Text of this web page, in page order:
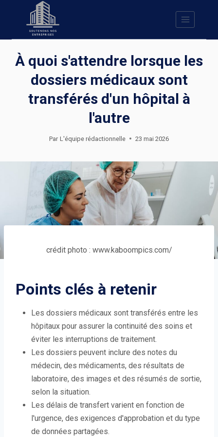
À quoi s'attendre lorsque les
dossiers médicaux sont
transférés d'un hôpital à
l'autre
Par L'équipe rédactionnelle 23 mai 2026
crédit photo : www.kaboompics.com/
Points clés à retenir
Les dossiers médicaux sont transférés entre les
hôpitaux pour assurer la continuité des soins et
éviter les interruptions de traitement.
Les dossiers peuvent inclure des notes du
médecin, des médicaments, des résultats de
laboratoire, des images et des résumés de sortie,
selon la situation.
Les délais de transfert varient en fonction de
l'urgence, des exigences d'approbation et du type
de données partagées.